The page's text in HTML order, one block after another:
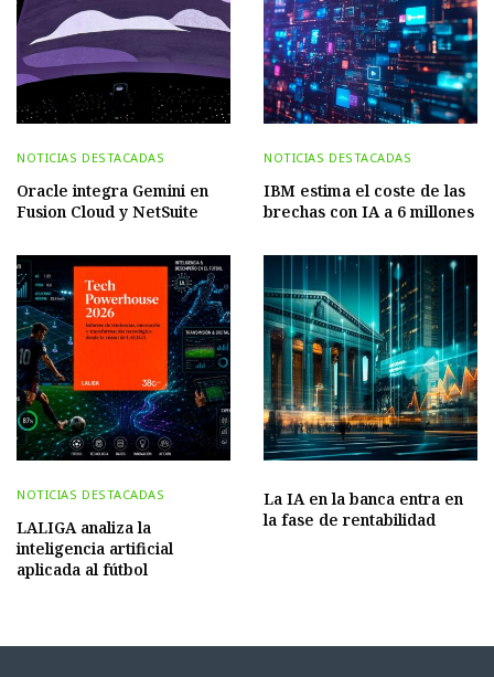
NOTICIAS DESTACADAS
Oracle integra Gemini en
Fusion Cloud y NetSuite
NOTICIAS DESTACADAS
IBM estima el coste de las
brechas con IA a 6 millones
NOTICIAS DESTACADAS
LALIGA analiza la
inteligencia artificial
aplicada al fútbol
La IA en la banca entra en
la fase de rentabilidad